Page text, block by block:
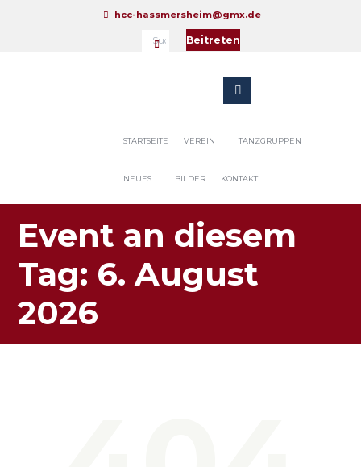
hcc-hassmersheim@gmx.de
Beitreten
STARTSEITE VEREIN TANZGRUPPEN
NEUES BILDER KONTAKT
Event an diesem
Tag: 6. August
2026